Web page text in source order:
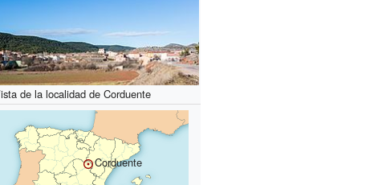
de la localidad de Corduente
Corduente